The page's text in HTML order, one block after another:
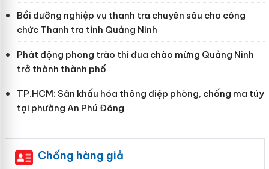
Bồi dưỡng nghiệp vụ thanh tra chuyên sâu cho công
chức Thanh tra tỉnh Quảng Ninh
Phát động phong trào thi đua chào mừng Quảng Ninh
trở thành thành phố
TP.HCM: Sân khấu hóa thông điệp phòng, chống ma túy
tại phường An Phú Đông
Chống hàng giả